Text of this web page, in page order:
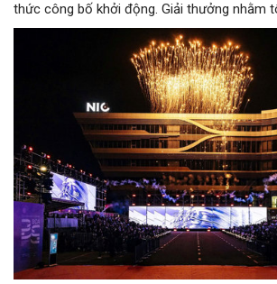
thức công bố khởi động. Giải thưởng nhằm
khích, cổ vũ những giá trị đổi mới, sáng tạo,
sống thực, phục vụ người tiêu dùng.